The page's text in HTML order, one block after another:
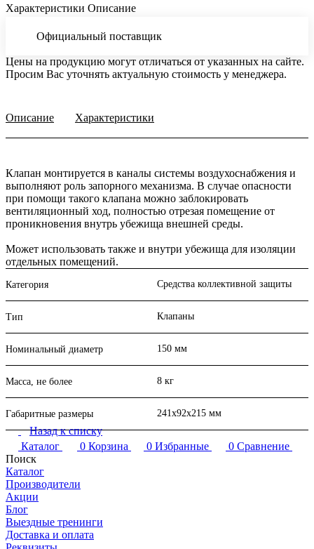
Характеристики Описание
Официальный поставщик
Цены на продукцию могут отличаться от указанных на сайте.
Просим Вас уточнять актуальную стоимость у менеджера.
Описание Характеристики
Клапан монтируется в каналы системы воздухоснабжения и
выполняют роль запорного механизма. В случае опасности
при помощи такого клапана можно заблокировать
вентиляционный ход, полностью отрезая помещение от
проникновения внутрь убежища внешней среды.
Может использовать также и внутри убежища для изоляции
отдельных помещений.
Категория Средства коллективной защиты
Тип Клапаны
Номинальный диаметр 150 мм
Масса, не более 8 кг
Габаритные размеры 241х92х215 мм
Назад к списку
Каталог
0 Корзина 0 Избранные 0 Сравнение
Поиск
Каталог
Производители
Акции
Блог
Выездные тренинги
Доставка и оплата